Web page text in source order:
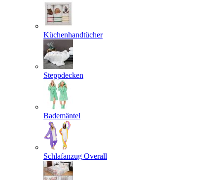
Küchenhandtücher
Steppdecken
Bademäntel
Schlafanzug Overall